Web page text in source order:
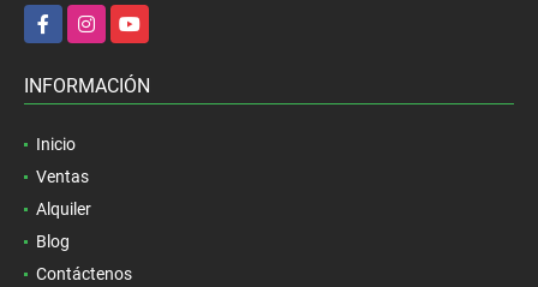
FacebookInstagramYouTube
INFORMACIÓN
Inicio
Ventas
Alquiler
Blog
Contáctenos